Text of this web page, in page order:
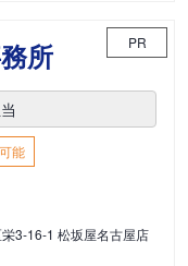
所 PR
能
3-16-1 松坂屋名古屋店